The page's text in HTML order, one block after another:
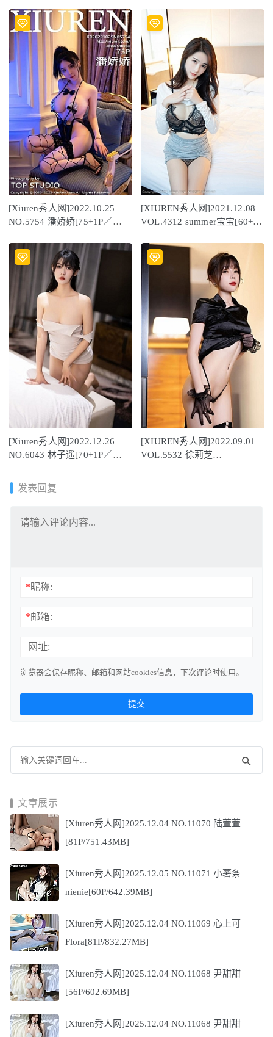
[Xiuren秀人网]2022.10.25
NO.5754 潘娇娇[75+1P／
[XIUREN秀人网]2021.12.08
VOL.4312 summer宝宝[60+1P
[Xiuren秀人网]2022.12.26
NO.6043 林子遥[70+1P／
[XIUREN秀人网]2022.09.01
VOL.5532 徐莉芝
发表回复
*昵称:
*邮箱:
网址:
浏览器会保存昵称、邮箱和网站cookies信息，下次评论时使用。
文章展示
[Xiuren秀人网]2025.12.04 NO.11070 陆萱萱
[81P/751.43MB]
[Xiuren秀人网]2025.12.05 NO.11071 小薯条
nienie[60P/642.39MB]
[Xiuren秀人网]2025.12.04 NO.11069 心上可
Flora[81P/832.27MB]
[Xiuren秀人网]2025.12.04 NO.11068 尹甜甜
[56P/602.69MB]
[Xiuren秀人网]2025.12.04 NO.11068 尹甜甜